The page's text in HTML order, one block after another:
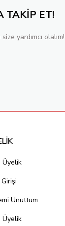
TAKİP ET!
yardımcı olalım!
Üyelik
Unuttum
Üyelik